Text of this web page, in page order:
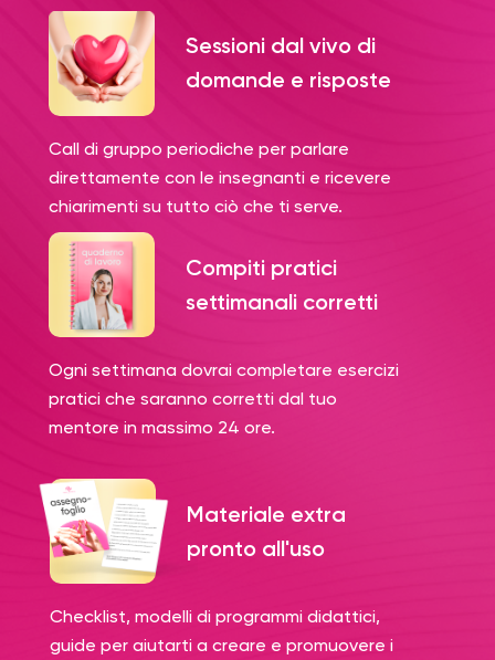
Ogni settimana dovrai completare esercizi
pratici che saranno corretti dal tuo
mentore in massimo 24 ore.
Compiti pratici
settimanali corretti
Call di gruppo periodiche per parlare
direttamente con le insegnanti e ricevere
chiarimenti su tutto ciò che ti serve.
Sessioni dal vivo di
domande e risposte
Checklist, modelli di programmi didattici,
guide per aiutarti a creare e promuovere i
Materiale extra
pronto all'uso